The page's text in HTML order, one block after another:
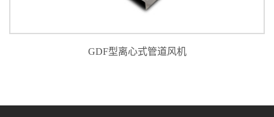
GDF型离心式管道风机